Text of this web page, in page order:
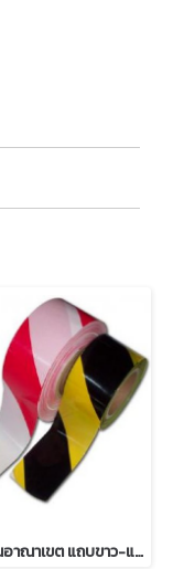
ยูโรเทป กั้นอาณาเขต แถบขาว-แดง ยาว 500 เมตร